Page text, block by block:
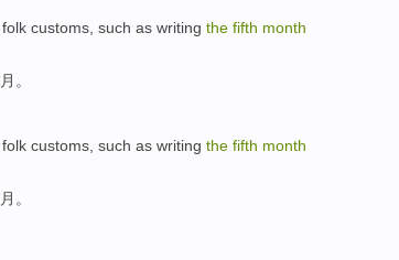
folk customs such as writing the fifth month
月 。
folk customs such as writing the fifth month
月 。